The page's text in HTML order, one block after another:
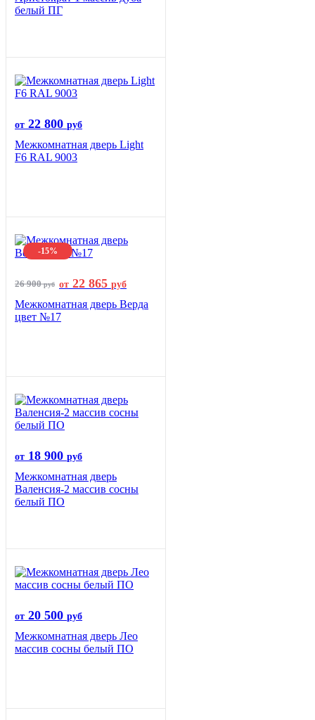
белый ПГ
от 22 800 руб
Межкомнатная дверь Light
F6 RAL 9003
-15%
26 900руб от 22 865 руб
Межкомнатная дверь Верда
цвет №17
от 18 900 руб
Межкомнатная дверь
Валенсия-2 массив сосны
белый ПО
от 20 500 руб
Межкомнатная дверь Лео
массив сосны белый ПО